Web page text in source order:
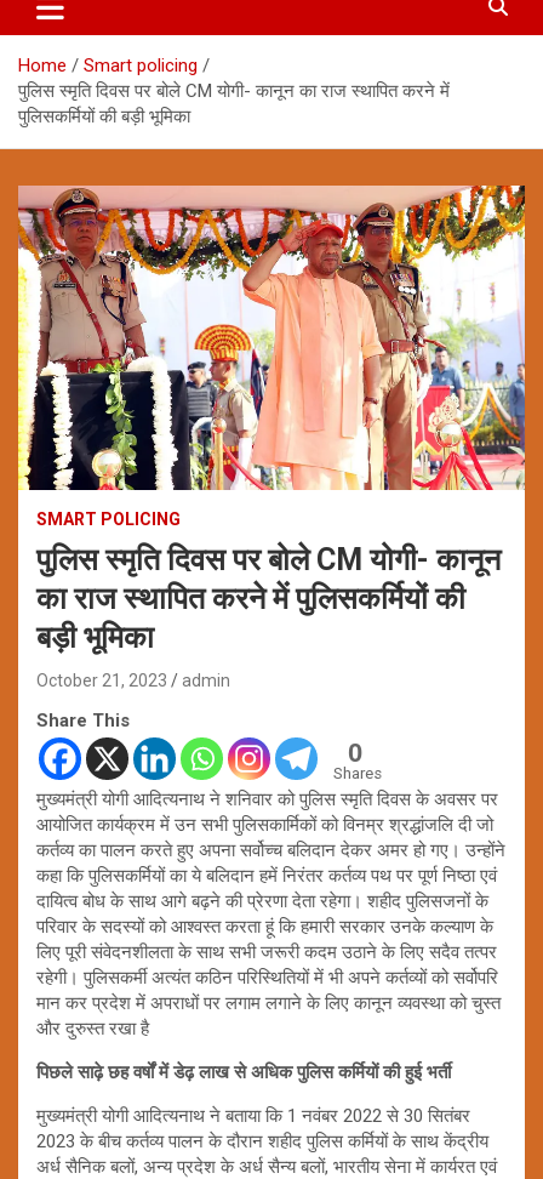
Home
Smart policing
पुलिस स्मृति दिवस पर बोले CM योगी- कानून का राज स्थापित करने में
पुलिसकर्मियों की बड़ी भूमिका
SMART POLICING
पुलिस स्मृति दिवस पर बोले CM योगी- कानून
का राज स्थापित करने में पुलिसकर्मियों की
बड़ी भूमिका
October 21, 2023 admin
Share This
0
Shares
मुख्यमंत्री योगी आदित्यनाथ ने शनिवार को पुलिस स्मृति दिवस के अवसर पर
आयोजित कार्यक्रम में उन सभी पुलिसकार्मिकों को विनम्र श्रद्धांजलि दी जो
कर्तव्य का पालन करते हुए अपना सर्वोच्च बलिदान देकर अमर हो गए। उन्होंने
कहा कि पुलिसकर्मियों का ये बलिदान हमें निरंतर कर्तव्य पथ पर पूर्ण निष्ठा एवं
दायित्व बोध के साथ आगे बढ़ने की प्रेरणा देता रहेगा। शहीद पुलिसजनों के
परिवार के सदस्यों को आश्वस्त करता हूं कि हमारी सरकार उनके कल्याण के
लिए पूरी संवेदनशीलता के साथ सभी जरूरी कदम उठाने के लिए सदैव तत्पर
रहेगी। पुलिसकर्मी अत्यंत कठिन परिस्थितियों में भी अपने कर्तव्यों को सर्वोपरि
मान कर प्रदेश में अपराधों पर लगाम लगाने के लिए कानून व्यवस्था को चुस्त
और दुरुस्त रखा है
पिछले साढ़े छह वर्षों में डेढ़ लाख से अधिक पुलिस कर्मियों की हुई भर्ती
मुख्यमंत्री योगी आदित्यनाथ ने बताया कि 1 नवंबर 2022 से 30 सितंबर
2023 के बीच कर्तव्य पालन के दौरान शहीद पुलिस कर्मियों के साथ केंद्रीय
अर्ध सैनिक बलों, अन्य प्रदेश के अर्ध सैन्य बलों, भारतीय सेना में कार्यरत एवं